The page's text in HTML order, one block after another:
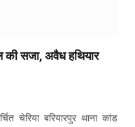
की सजा, अवैध हथियार
चेरिया बरियारपुर थाना कांड